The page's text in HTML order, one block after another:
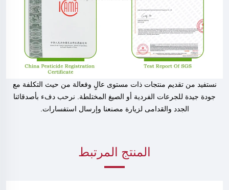
نستفيد من تقديم منتجات ذات مستوى عالٍ وفعالة من حيث التكلفة مع
جودة جيدة للجرعات الفردية أو الصيغ المختلطة. نرحب دفء بأصدقائنا
الجدد والقدامى لزيارة مصنعنا وإرسال استفسارات.
المنتج المرتبط